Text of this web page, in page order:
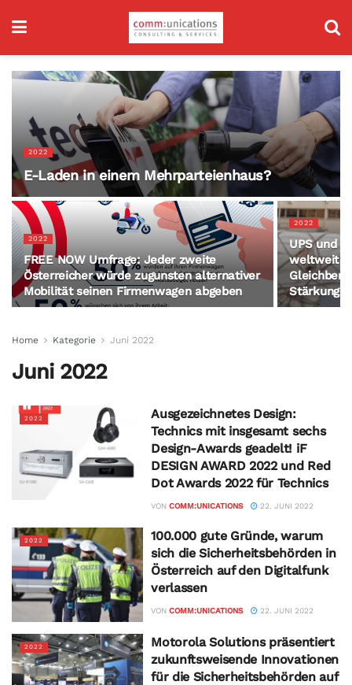
2022
E-Laden in einem Mehrparteienhaus?
2022
FREE NOW Umfrage: Jeder zweite
Österreicher würde zugunsten alternativer
Mobilität seinen Firmenwagen abgeben
2022
UPS und
weltweit in
Stärkung
Home Kategorie Juni 2022
Juni 2022
2022
Ausgezeichnetes Design:
Technics mit insgesamt sechs
Design-Awards geadelt! iF
DESIGN AWARD 2022 und Red
Dot Awards 2022 für Technics
VON COMM:UNICATIONS 22. JUNI 2022
2022
100.000 gute Gründe, warum
sich die Sicherheitsbehörden in
Österreich auf den Digitalfunk
verlassen
VON COMM:UNICATIONS 22. JUNI 2022
2022
Motorola Solutions präsentiert
zukunftsweisende Innovationen
für die Sicherheitsbehörden auf